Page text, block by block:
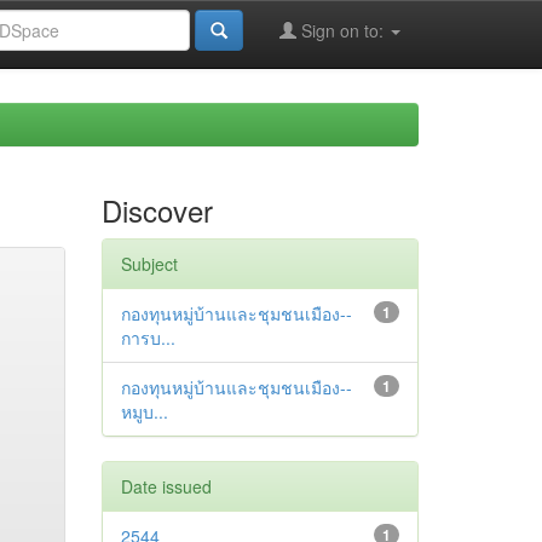
Sign on to:
Discover
Subject
1
กองทุนหมู่บ้านและชุมชนเมือง--
การบ...
1
กองทุนหมู่บ้านและชุมชนเมือง--
หมูบ...
Date issued
1
2544